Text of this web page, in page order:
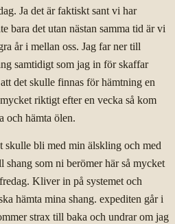
Ja det är faktiskt sant vi har
bara det utan nästan samma tid är vi
år i mellan oss. Jag far ner till
samtidigt som jag in för skaffar
det skulle finnas för hämtning en
riktigt efter en vecka så kom
och hämta ölen.
bli med min älskling och med
shang som ni berömer här så mycket
Kliver in på systemet och
hämta mina shang. expediten går i
strax till baka och undrar om jag